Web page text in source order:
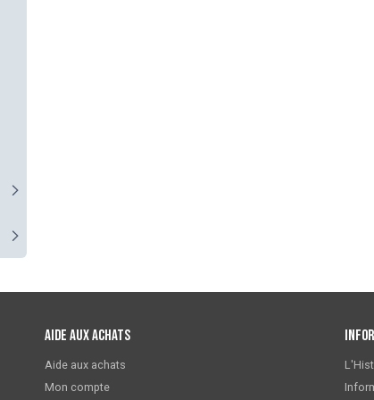
Aide aux achats
Aide aux achats
Mon compte